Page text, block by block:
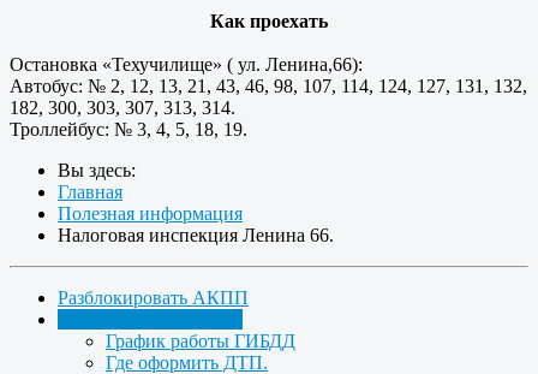
Как проехать
Остановка «Техучилище» ( ул. Ленина,66):
Автобус: № 2, 12, 13, 21, 43, 46, 98, 107, 114, 124, 127, 131, 132,
182, 300, 303, 307, 313, 314.
Троллейбус: № 3, 4, 5, 18, 19.
Вы здесь:
Главная
Полезная информация
Налоговая инспекция Ленина 66.
Разблокировать АКПП
График работы ГИБДД
Где оформить ДТП.